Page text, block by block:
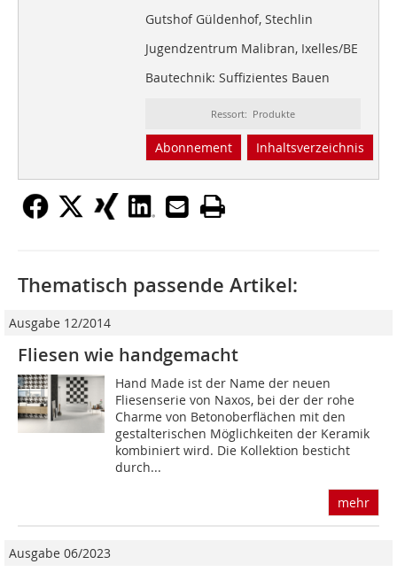
Gutshof Güldenhof, Stechlin
Jugendzentrum Malibran, Ixelles/BE
Bautechnik: Suffizientes Bauen
Ressort: Produkte
Abonnement Inhaltsverzeichnis
Thematisch passende Artikel:
Ausgabe 12/2014
Fliesen wie handgemacht
Hand Made ist der Name der neuen
Fliesenserie von Naxos, bei der der rohe
Charme von Betonoberflächen mit den
gestalterischen Möglichkeiten der Keramik
kombiniert wird. Die Kollektion besticht
durch...
mehr
Ausgabe 06/2023